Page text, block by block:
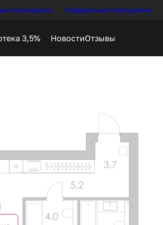
планировки Реферальная программа
НовостиОтзывы
от 51 507 руб.